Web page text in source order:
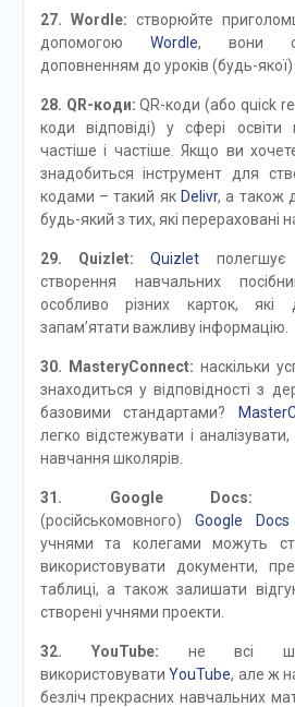
27. Wordle: створюйте
допомогою Wordle, вони
доповненням до уроків (будь-якої)
28. QR-коди: QR-коди (або quick
коди відповіді) у сфері
частіше і частіше. Якщо ви
знадобиться інструмент для
кодами – такий як Delivr, а також
будь-який з тих, які перераховані
29. Quizlet: Quizlet полегшує
створення навчальних
особливо різних карток, які
запам’ятати важливу інформацію.
30. MasteryConnect: наскільки
знаходиться у відповідності з
базовими стандартами?
легко відстежувати і аналізувати,
навчання школярів.
31. Google Docs:
(російськомовного) Google Docs
учнями та колегами можуть
використовувати документи,
таблиці, а також залишати
створені учнями проекти.
32. YouTube: не всі
використовуватиYouTube, але ж
безліч прекрасних навчальних